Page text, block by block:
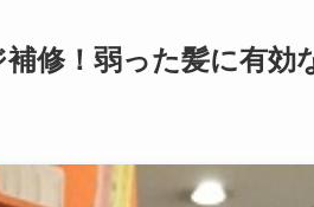
修！弱った髪に有効